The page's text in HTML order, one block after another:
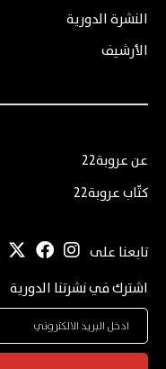
النشرة الدورية
الأرشيف
عن عروبة22
كتّاب عروبة22
تابعنا على
اشترك في نشرتنا الدورية